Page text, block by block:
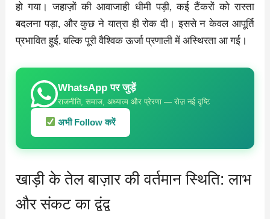
हो गया। जहाज़ों की आवाजाही धीमी पड़ी, कई टैंकरों को रास्ता
बदलना पड़ा, और कुछ ने यात्रा ही रोक दी। इससे न केवल आपूर्ति
प्रभावित हुई, बल्कि पूरी वैश्विक ऊर्जा प्रणाली में अस्थिरता आ गई।
WhatsApp पर जुड़ें
राजनीति, समाज, अध्यात्म और प्रेरणा — रोज़ नई दृष्टि
अभी Follow करें
खाड़ी के तेल बाज़ार की वर्तमान स्थिति: लाभ
और संकट का द्वंद्व